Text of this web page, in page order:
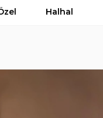
Halhal